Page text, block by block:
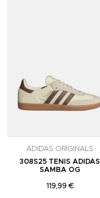
ADIDAS ORIGINALS
308S25 TENIS ADIDAS
SAMBA OG
119,99 €